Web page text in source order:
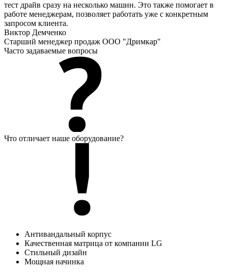
тест драйв сразу на несколько машин. Это также помогает в
работе менеджерам, позволяет работать уже с конкретным
запросом клиента.
Виктор Демченко
Старший менеджер продаж ООО "Дримкар"
Часто задаваемые вопросы
Что отличает наше оборудование?
Антивандальный корпус
Качественная матрица от компании LG
Стильный дизайн
Мощная начинка